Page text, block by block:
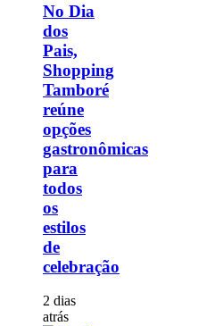
No Dia
dos
Pais,
Shopping
Tamboré
reúne
opções
gastronômicas
para
todos
os
estilos
de
celebração
2 dias
atrás